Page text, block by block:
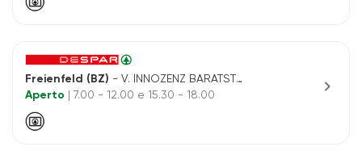
Freienfeld (BZ) - V. INNOZENZ BARATSTRASSE, 34
Aperto
| 7.00 - 12.00 e 15.30 - 18.00 chevron_right